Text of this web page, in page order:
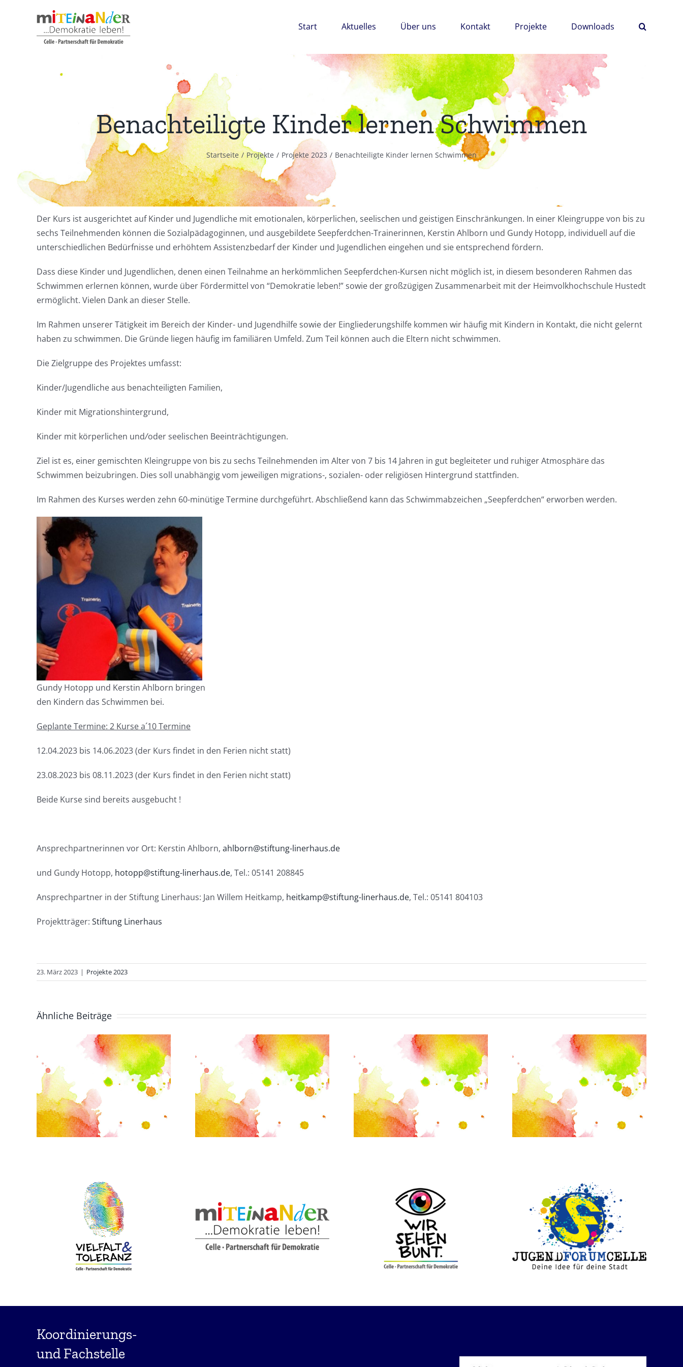
Start Aktuelles Über uns Kontakt Projekte Downloads
Benachteiligte Kinder lernen Schwimmen
Startseite Projekte Projekte 2023 Benachteiligte Kinder lernen Schwimmen
Der Kurs ist ausgerichtet auf Kinder und Jugendliche mit emotionalen, körperlichen, seelischen und geistigen Einschränkungen. In einer Kleingruppe von bis zu
sechs Teilnehmenden können die Sozialpädagoginnen, und ausgebildete Seepferdchen-Trainerinnen, Kerstin Ahlborn und Gundy Hotopp, individuell auf die
unterschiedlichen Bedürfnisse und erhöhtem Assistenzbedarf der Kinder und Jugendlichen eingehen und sie entsprechend fördern.
Dass diese Kinder und Jugendlichen, denen einen Teilnahme an herkömmlichen Seepferdchen-Kursen nicht möglich ist, in diesem besonderen Rahmen das
Schwimmen erlernen können, wurde über Fördermittel von “Demokratie leben!” sowie der großzügigen Zusammenarbeit mit der Heimvolkhochschule Hustedt
ermöglicht. Vielen Dank an dieser Stelle.
Im Rahmen unserer Tätigkeit im Bereich der Kinder- und Jugendhilfe sowie der Eingliederungshilfe kommen wir häufig mit Kindern in Kontakt, die nicht gelernt
haben zu schwimmen. Die Gründe liegen häufig im familiären Umfeld. Zum Teil können auch die Eltern nicht schwimmen.
Die Zielgruppe des Projektes umfasst:
Kinder/Jugendliche aus benachteiligten Familien,
Kinder mit Migrationshintergrund,
Kinder mit körperlichen und/oder seelischen Beeinträchtigungen.
Ziel ist es, einer gemischten Kleingruppe von bis zu sechs Teilnehmenden im Alter von 7 bis 14 Jahren in gut begleiteter und ruhiger Atmosphäre das
Schwimmen beizubringen. Dies soll unabhängig vom jeweiligen migrations-, sozialen- oder religiösen Hintergrund stattfinden.
Im Rahmen des Kurses werden zehn 60-minütige Termine durchgeführt. Abschließend kann das Schwimmabzeichen „Seepferdchen“ erworben werden.
Gundy Hotopp und Kerstin Ahlborn bringen
den Kindern das Schwimmen bei.
Geplante Termine: 2 Kurse a´10 Termine
12.04.2023 bis 14.06.2023 (der Kurs findet in den Ferien nicht statt)
23.08.2023 bis 08.11.2023 (der Kurs findet in den Ferien nicht statt)
Beide Kurse sind bereits ausgebucht !
Ansprechpartnerinnen vor Ort: Kerstin Ahlborn, ahlborn@stiftung-linerhaus.de
und Gundy Hotopp, hotopp@stiftung-linerhaus.de, Tel.: 05141 208845
Ansprechpartner in der Stiftung Linerhaus: Jan Willem Heitkamp, heitkamp@stiftung-linerhaus.de, Tel.: 05141 804103
Projektträger: Stiftung Linerhaus
23. März 2023 | Projekte 2023
Ähnliche Beiträge
Immer mehr
Teilnehmerinnen
beim
Interkulturellen
Frauentreff
Lernfüchse
lernen in
Kleingruppen
„Tanz auf dem
Platz“ als
integrativer Ort
der Begegnung
erschaffen:
Jugendforum und
Kultur trif(f)t
laden zur „Pen-
and-Paper-
Koordinierungs-
und Fachstelle